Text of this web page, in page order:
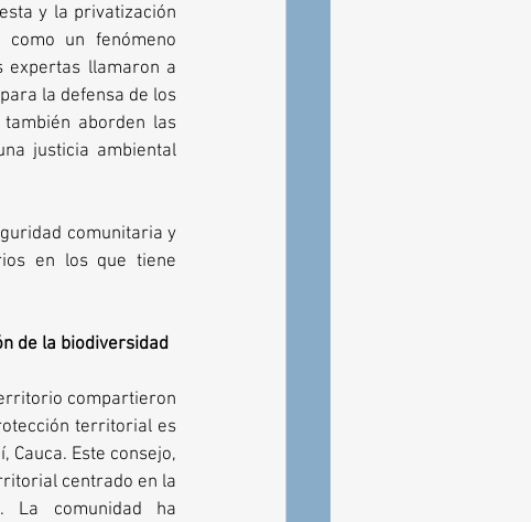
y la privatización
un fenómeno
expertas llamaron a
la defensa de los
aborden las
justicia ambiental
comunitaria y
en los que tiene
de la biodiversidad
compartieron
territorial es
Cauca. Este consejo,
centrado en la
La comunidad ha